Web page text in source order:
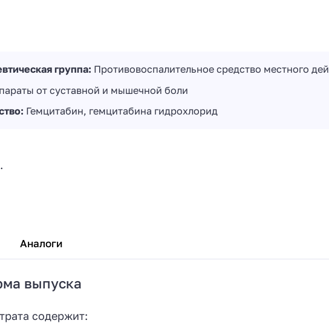
группа: Противовоспалительное средство местного
от суставной и мышечной боли
Гемцитабин, гемцитабина гидрохлорид
Аналоги
выпуска
содержит: